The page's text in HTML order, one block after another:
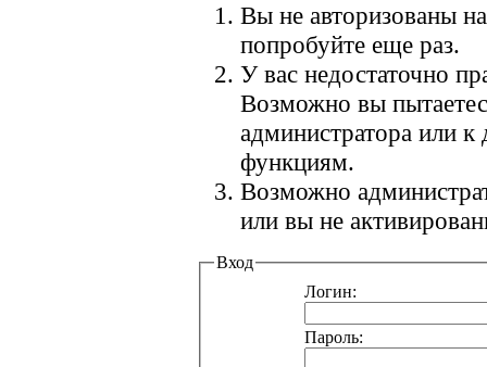
Вы не авторизованы
попробуйте еще раз.
У вас недостаточно
Возможно вы
администратора или
функциям.
Возможно
или вы не
Вход
Логин:
Пароль: